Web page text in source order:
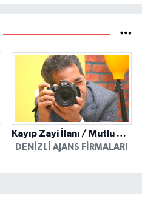
Kayıp Zayi İlanı / Mutlu Ajans / Denizli
DENIZLI AJANS FIRMALARI